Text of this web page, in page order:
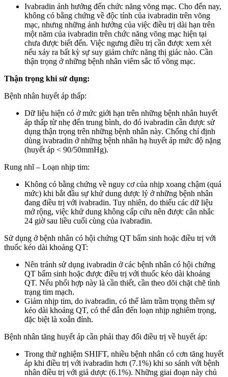
Ivabradin ảnh hưởng đến chức năng võng mạc. Cho đến nay,
không có bằng chứng về độc tính của ivabradin trên võng
mạc, nhưng những ảnh hưởng của việc điều trị dài hạn trên
một năm của ivabradin trên chức năng võng mạc hiện tại
chưa được biết đến. Việc ngưng điều trị cần được xem xét
nếu xảy ra bất kỳ sự suy giảm chức năng thị giác nào. Cần
thận trọng ở những bệnh nhân viêm sắc tố võng mạc.
Thận trọng khi sử dụng:
Bệnh nhân huyết áp thấp:
Dữ liệu hiện có ở mức giới hạn trên những bệnh nhân huyết
áp thấp từ nhẹ đến trung bình, do đó ivabradin cần được sử
dụng thận trọng trên những bệnh nhân này. Chống chỉ định
dùng ivabradin ở những bệnh nhân hạ huyết áp mức độ nặng
(huyết áp < 90/50mmHg).
Rung nhĩ – Loạn nhịp tim:
Không có bằng chứng về nguy cơ của nhịp xoang chậm (quá
mức) khi bắt đầu sự khử dung dược lý ở những bệnh nhân
đang điều trị với ivabradin. Tuy nhiên, do thiếu các dữ liệu
mở rộng, việc khử dung không cấp cứu nên được cân nhắc
24 giờ sau liều cuối cùng của ivabradin.
Sử dụng ở bệnh nhân có hội chứng QT bẩm sinh hoặc điều trị với
thuốc kéo dài khoảng QT:
Nên tránh sử dụng ivabradin ở các bệnh nhân có hội chứng
QT bẩm sinh hoặc được điều trị với thuốc kéo dài khoảng
QT. Nếu phối hợp này là cần thiết, cần theo dõi chặt chẽ tình
trạng tim mạch.
Giảm nhịp tim, do ivabradin, có thể làm trầm trọng thêm sự
kéo dài khoảng QT, có thể dẫn đến loạn nhịp nghiêm trọng,
đặc biệt là xoắn đỉnh.
Bệnh nhân tăng huyết áp cần phải thay đổi điều trị về huyết áp:
Trong thử nghiệm SHIFT, nhiều bệnh nhân có cơn tăng huyết
áp khi điều trị với ivabradin hơn (7.1%) khi so sánh với bệnh
nhân điều trị với giả dược (6.1%). Những giai đoạn này chủ